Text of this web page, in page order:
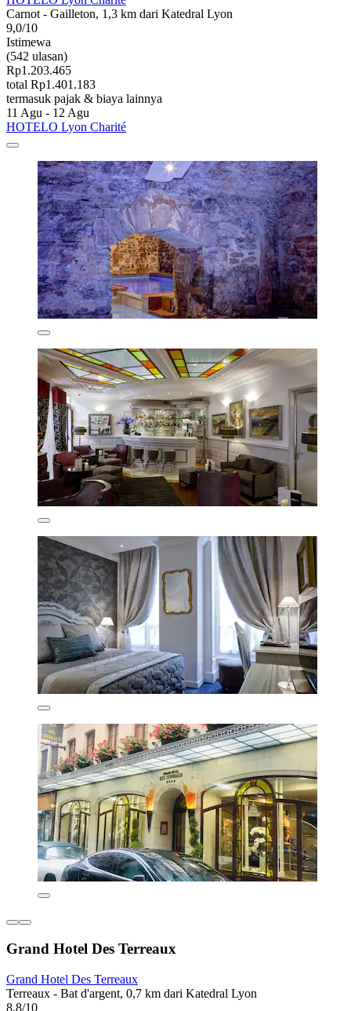
Carnot - Gailleton, 1,3 km dari Katedral Lyon
9,0/10
Istimewa
(542 ulasan)
Rp1.203.465
total Rp1.401.183
termasuk pajak & biaya lainnya
11 Agu - 12 Agu
HOTELO Lyon Charité
Grand Hotel Des Terreaux
Grand Hotel Des Terreaux
Terreaux - Bat d'argent, 0,7 km dari Katedral Lyon
8,8/10